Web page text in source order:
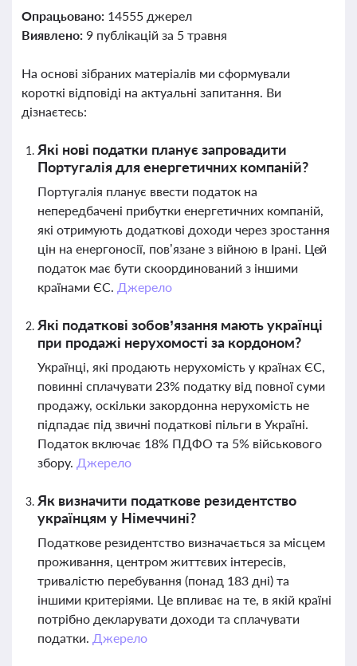
Опрацьовано: 14555 джерел
Виявлено: 9 публікацій за 5 травня
На основі зібраних матеріалів ми сформували
короткі відповіді на актуальні запитання. Ви
дізнаєтесь:
Які нові податки планує запровадити
Португалія для енергетичних компаній?
Португалія планує ввести податок на
непередбачені прибутки енергетичних компаній,
які отримують додаткові доходи через зростання
цін на енергоносії, пов’язане з війною в Ірані. Цей
податок має бути скоординований з іншими
країнами ЄС. Джерело
Які податкові зобов’язання мають українці
при продажі нерухомості за кордоном?
Українці, які продають нерухомість у країнах ЄС,
повинні сплачувати 23% податку від повної суми
продажу, оскільки закордонна нерухомість не
підпадає під звичні податкові пільги в Україні.
Податок включає 18% ПДФО та 5% військового
збору. Джерело
Як визначити податкове резидентство
українцям у Німеччині?
Податкове резидентство визначається за місцем
проживання, центром життєвих інтересів,
тривалістю перебування (понад 183 дні) та
іншими критеріями. Це впливає на те, в якій країні
потрібно декларувати доходи та сплачувати
податки. Джерело